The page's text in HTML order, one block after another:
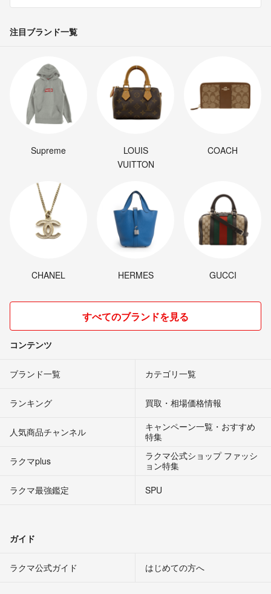
注目ブランド一覧
Supreme
LOUIS
VUITTON
COACH
CHANEL HERMES GUCCI
すべてのブランドを見る
コンテンツ
ブランド一覧 カテゴリ一覧
ランキング 買取・相場価格情報
人気商品チャンネル
キャンペーン一覧・おすすめ
特集
ラクマplus
ラクマ公式ショップ ファッシ
ョン特集
ラクマ最強鑑定
SPU
ガイド
ラクマ公式ガイド はじめての方へ